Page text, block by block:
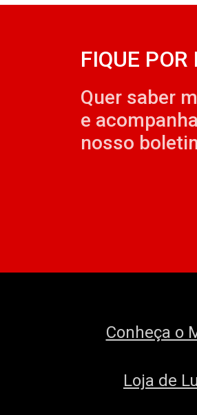
FIQUE POR
Quer saber
e
nosso
Conheça o
Loja de